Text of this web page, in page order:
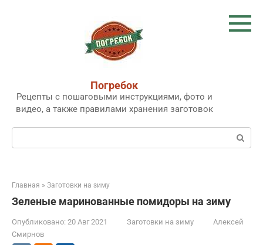
Погребок
Рецепты с пошаговыми инструкциями, фото и
видео, а также правилами хранения заготовок
Поиск:
Главная » Заготовки на зиму
Зеленые маринованные помидоры на зиму
Опубликовано: 20 Авг 2021 Заготовки на зиму
Алексей
Смирнов